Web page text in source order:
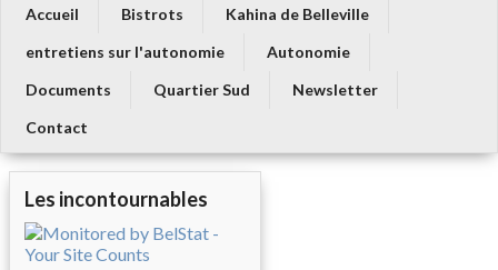
Accueil Bistrots
Kahina de Belleville
entretiens sur l'autonomie
Autonomie
Documents
Quartier Sud
Newsletter
Contact
Les incontournables